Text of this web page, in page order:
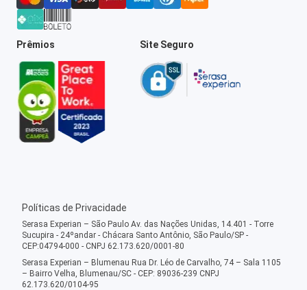
Prêmios Site Seguro
Políticas de Privacidade
Serasa Experian – São Paulo Av. das Nações Unidas, 14.401 - Torre
Sucupira - 24ºandar - Chácara Santo Antônio, São Paulo/SP -
CEP:04794-000 - CNPJ 62.173.620/0001-80
Serasa Experian – Blumenau Rua Dr. Léo de Carvalho, 74 – Sala 1105
– Bairro Velha, Blumenau/SC - CEP: 89036-239 CNPJ
62.173.620/0104-95